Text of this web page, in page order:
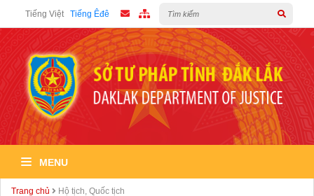
Tiếng Việt Tiếng Êđê
MENU
Trang chủ Hộ tịch, Quốc tịch